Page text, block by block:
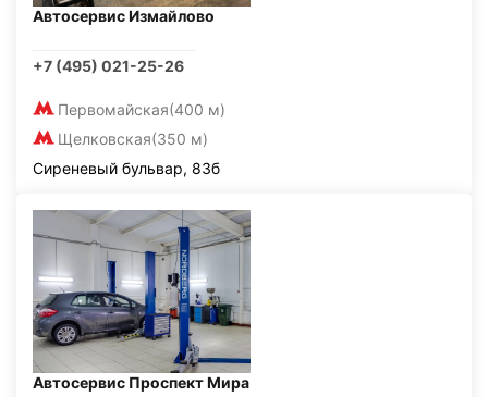
Автосервис Измайлово
+7 (495) 021-25-26
Первомайская(400 м)
Щелковская(350 м)
Сиреневый бульвар, 83б
Автосервис Проспект Мира